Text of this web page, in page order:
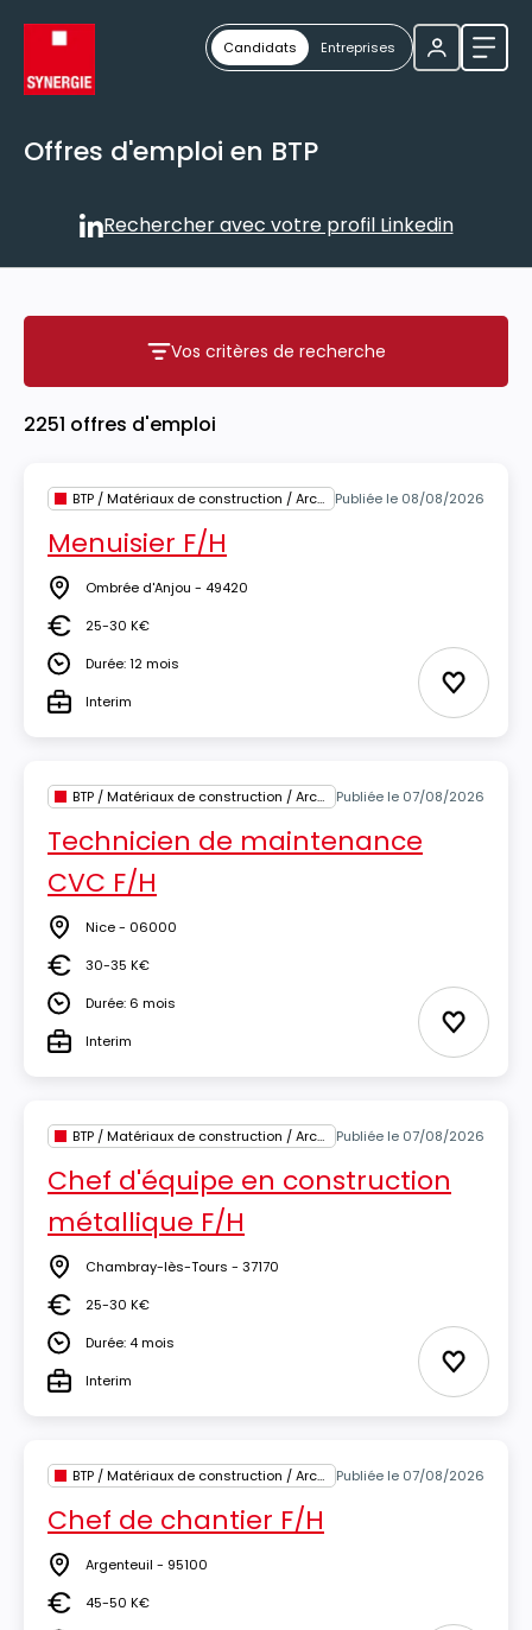
Candidats Entreprises
Offres d'emploi en BTP
Rechercher avec votre
Rechercher avec votre profil Linkedin
Vos critères de recherche
Vos critères de recherche
2251 offres d'emploi
BTP / Matériaux de construction / Architecture Publiée le 08/08/2026
Menuisier F/H
Lieu Ombrée d'Anjou - 49420
Salaire25-30 K€
DuréeDurée: 12 mois
TypeInterim Ajouter
BTP / Matériaux de construction / Architecture Publiée le 07/08/2026
Technicien de maintenance
CVC F/H
Lieu Nice - 06000
Salaire30-35 K€
DuréeDurée: 6 mois
TypeInterim Ajouter
BTP / Matériaux de construction / Architecture Publiée le 07/08/2026
Chef d'équipe en construction
métallique F/H
Lieu Chambray-lès-Tours - 37170
Salaire25-30 K€
DuréeDurée: 4 mois
TypeInterim Ajouter
BTP / Matériaux de construction / Architecture Publiée le 07/08/2026
Chef de chantier F/H
Lieu Argenteuil - 95100
Salaire45-50 K€